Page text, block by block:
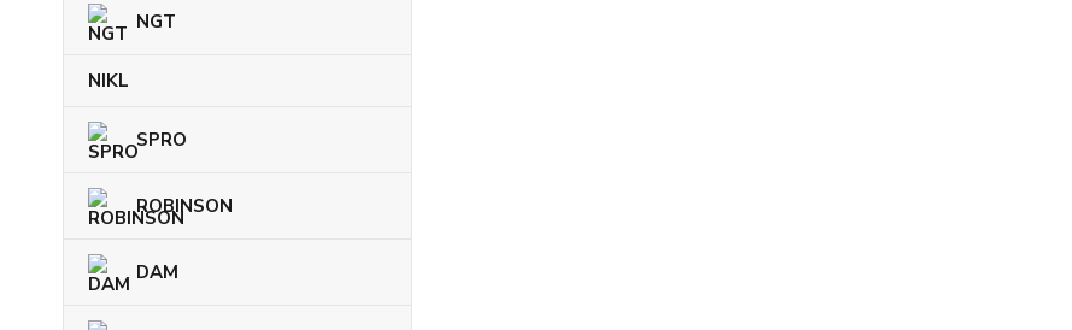
NGT
NIKL
SPRO
ROBINSON
DAM